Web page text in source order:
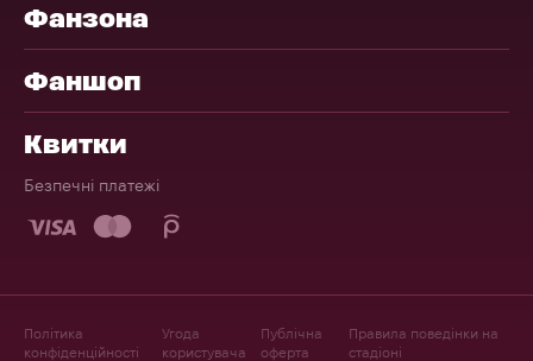
Фанзона
Фаншоп
Квитки
Безпечні платежі
Політика
конфіденційності
Угода
користувача
Публічна
оферта
Правила поведінки на
стадіоні